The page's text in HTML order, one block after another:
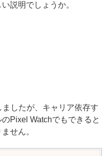
説明でしょうか。
したが、キャリア依存す
Pixel Watchでもできると
せん。